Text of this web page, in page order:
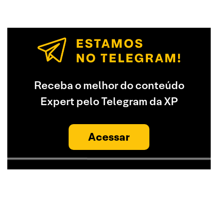
Receba o melhor do conteúdo
Expert pelo Telegram da XP
Acessar